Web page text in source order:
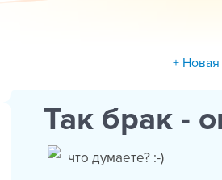
+ Новая
Так брак -
что думаете? :-)